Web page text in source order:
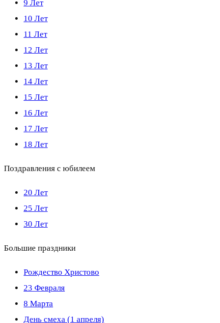
9 Лет
10 Лет
11 Лет
12 Лет
13 Лет
14 Лет
15 Лет
16 Лет
17 Лет
18 Лет
Поздравления с юбилеем
20 Лет
25 Лет
30 Лет
Большие праздники
Рождество Христово
23 Февраля
8 Марта
День смеха (1 апреля)